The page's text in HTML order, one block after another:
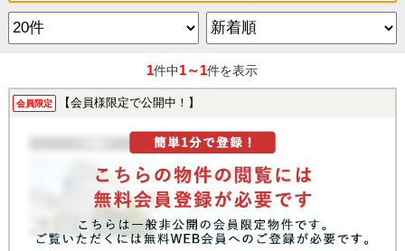
1件中1～1件を表示
会員限定 【会員様限定で公開中！】